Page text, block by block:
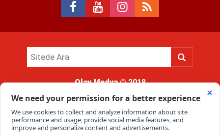
Olay Medya© 2018
kullanımı hukuki yaptırıma tabidir.